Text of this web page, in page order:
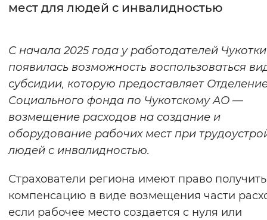
Интервал между буквами
Цвет сайта
Монохромный Инверсивный
Синий фон
Изображения
Включены Выключены
мест для людей с инвалидностью
С начала 2025 года у работодателей Чукотки
появилась возможность воспользоваться
субсидии, которую предоставляет
Социального фонда по Чукотскому АО —
возмещение расходов на создание и
оборудование рабочих мест при
людей с инвалидностью.
Страхователи региона имеют право получить
компенсацию в виде возмещения части
если рабочее место создается с нуля или